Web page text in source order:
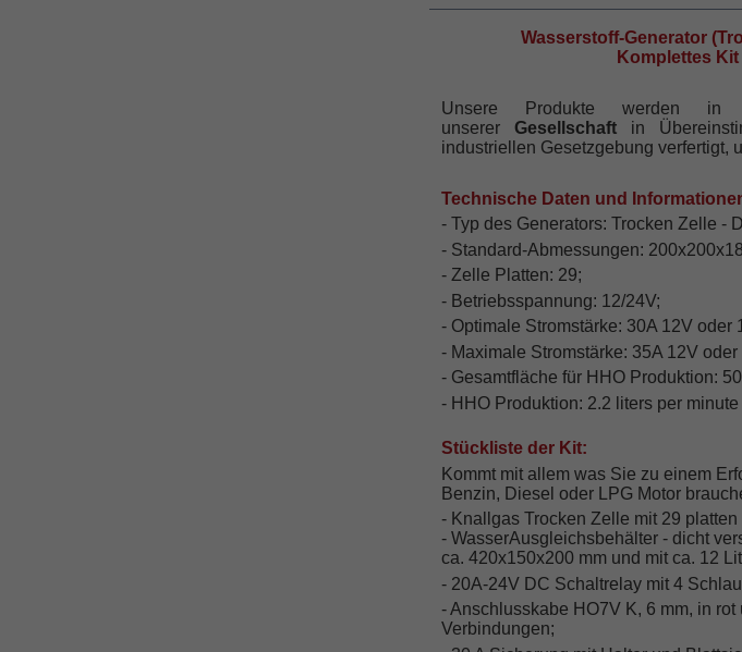
Wasserstoff-Generator
Komplettes Kit
Unsere Produkte werden
unserer Gesellschaft in
industriellen Gesetzgebung verfertigt,
Technische Daten und
- Typ des Generators: Trocken Zelle -
- Standard-Abmessungen:
- Zelle Platten: 29;
- Betriebsspannung: 12/24V;
- Optimale Stromstärke: 30A 12V oder
- Maximale Stromstärke: 35A 12V oder
- Gesamtfläche für HHO Produktion:
- HHO Produktion: 2.2 liters per minute
Stückliste der Kit:
Kommt mit allem was Sie zu einem
Benzin, Diesel oder LPG Motor
- Knallgas Trocken Zelle mit 29
- WasserAusgleichsbehälter - dicht
ca. 420x150x200 mm und mit ca. 12
- 20A-24V DC Schaltrelay mit 4
- Anschlusskabe HO7V K, 6 mm, in
Verbindungen;